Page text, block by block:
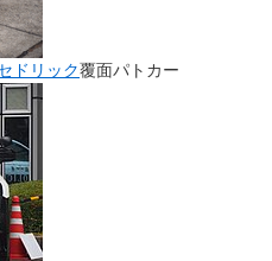
ドリック覆面パトカー